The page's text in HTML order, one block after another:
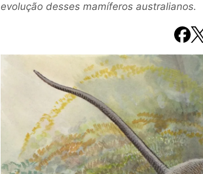
evolução desses mamíferos australianos.